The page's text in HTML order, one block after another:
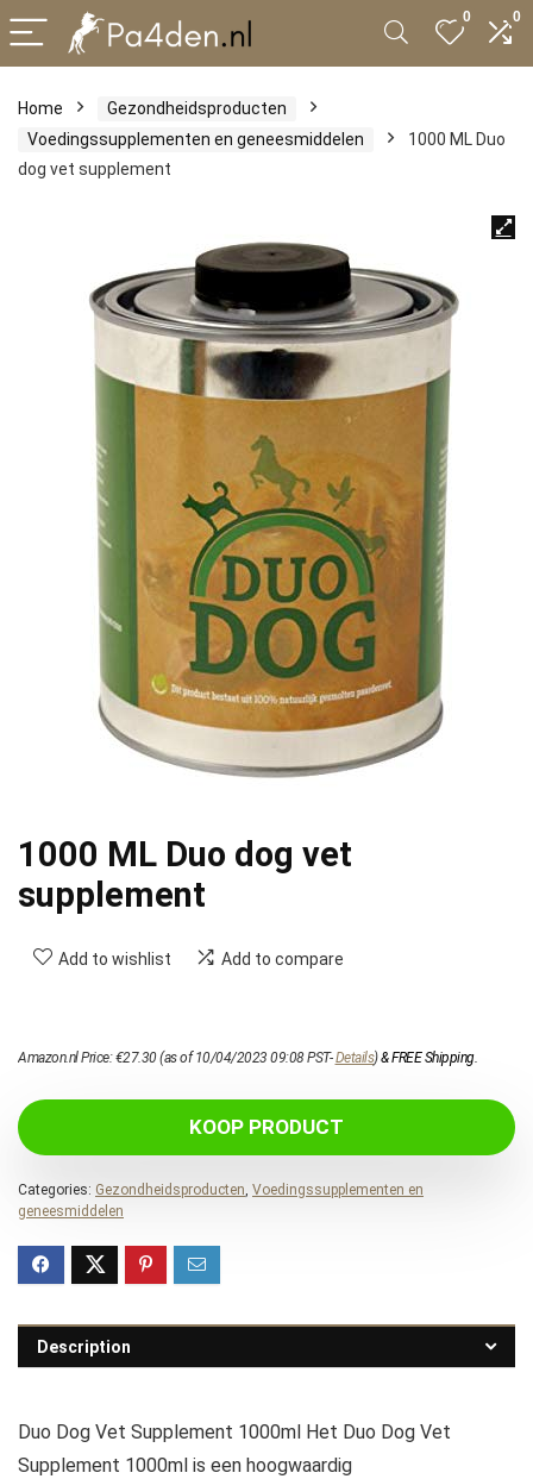
0 0
Home
Gezondheidsproducten
Voedingssupplementen en geneesmiddelen
1000 ML Duo
dog vet supplement
1000 ML Duo dog vet
supplement
Add to wishlist Add to compare
Amazon.nl Price:€27.30(as of 10/04/2023 09:08 PST-Details)&FREE Shipping.
KOOP PRODUCT
Categories: Gezondheidsproducten, Voedingssupplementen en
geneesmiddelen
Description
Duo Dog Vet Supplement 1000ml Het Duo Dog Vet
Supplement 1000ml is een hoogwaardig